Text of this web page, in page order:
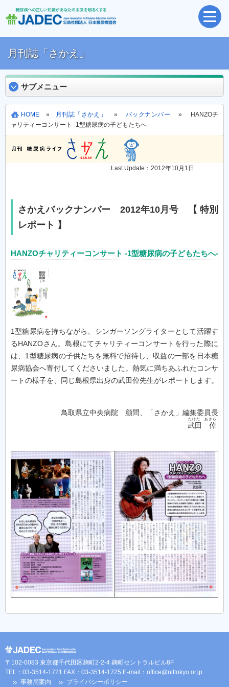
月刊誌「さかえ」
サブメニュー
HOME » 月刊誌「さかえ」 » バックナンバー » HANZOチ
ャリティーコンサート -1型糖尿病の子どもたちへ-
Last Update：2012年10月1日
さかえバックナンバー 2012年10月号 【 特別
レポート 】
HANZOチャリティーコンサート -1型糖尿病の子どもたちへ-
1型糖尿病を持ちながら、シンガーソングライターとして活躍す
るHANZOさん。島根にてチャリティーコンサートを行った際に
は、1型糖尿病の子供たちを無料で招待し、収益の一部を日本糖
尿病協会へ寄付してくださいました。熱気に満ちあふれたコンサ
ートの様子を、同じ島根県出身の武田倬先生がレポートします。
鳥取県立中央病院 顧問、「さかえ」編集委員長
武田 倬
たけだ あきら
〒102-0083 東京都千代田区麹町2-2-4 麹町セントラルビル8F
TEL：03-3514-1721 FAX：03-3514-1725 E-mail： office@nittokyo.or.jp
事務局案内
プライバシーポリシー